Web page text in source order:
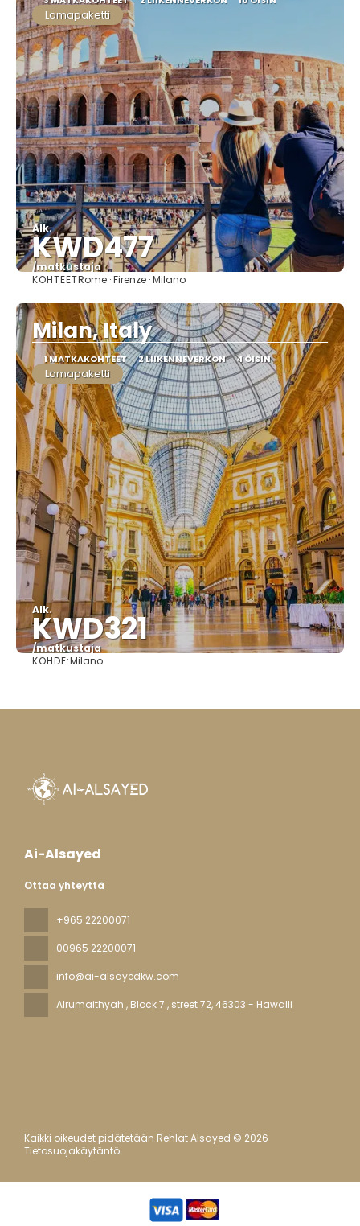
Lomapaketti
Alk.
KWD477
/matkustaja
Nähdä
KOHTEETRome · Firenze · Milano
Milan, Italy
1 MATKAKOHTEET 2 LIIKENNEVERKON 4 ÖISIN
Lomapaketti
Alk.
KWD321
/matkustaja
KOHDE:Milano
Ai-Alsayed
Ottaa yhteyttä
+965 22200071
00965 22200071
info@ai-alsayedkw.com
Alrumaithyah , Block 7 , street 72, 46303 - Hawalli
Kaikki oikeudet pidätetään Rehlat Alsayed © 2026
Tietosuojakäytäntö